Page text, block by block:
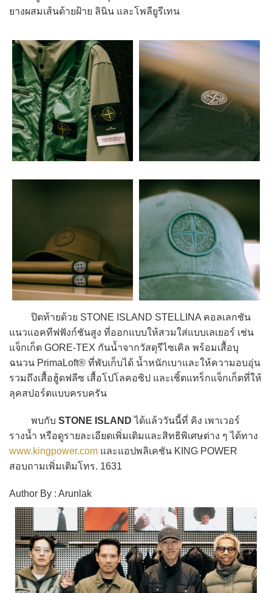
ยางผสมเส้นด้ายฝ้าย ลินิน และโพลียูรีเทน
ปิดท้ายด้วย STONE ISLAND STELLINA คอลเลกชัน
แนวแอคทีฟฟังก์ชันสูง ที่ออกแบบให้สวมใส่แบบเลเยอร์ เช่น
แจ็กเก็ต GORE-TEX กันน้ำจากวัสดุรีไซเคิล พร้อมเสื้อบุ
ฉนวน PrimaLoft® ที่พับเก็บได้ น้ำหนักเบาและให้ความอบอุ่น
รวมถึงเสื้อฮู้ดฟลีซ เสื้อโปโลคอซิป และเชิ้ตแทร็กแจ็กเก็ตที่ให้
ลุคสปอร์ตแบบครบครัน
พบกับ STONE ISLAND ได้แล้ววันนี้ที่ คิง เพาเวอร์
รางน้ำ หรือดูรายละเอียดเพิ่มเติมและสิทธิพิเศษต่าง ๆ ได้ทาง
www.kingpower.com และแอปพลิเคชัน KING POWER
สอบถามเพิ่มเติมโทร. 1631
Author By : Arunlak